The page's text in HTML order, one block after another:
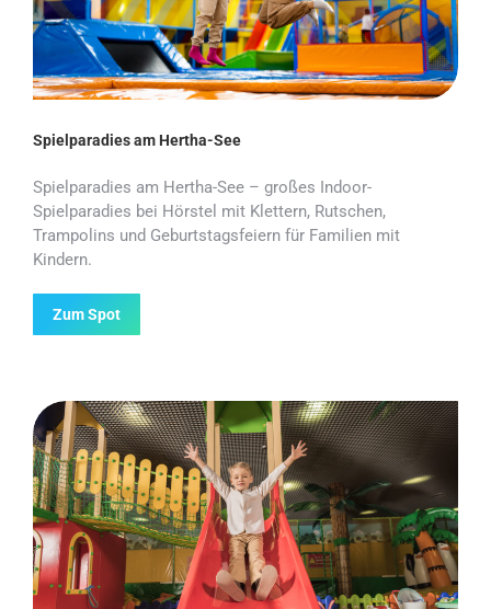
Spielparadies am Hertha-See
Spielparadies am Hertha-See – großes Indoor-
Spielparadies bei Hörstel mit Klettern, Rutschen,
Trampolins und Geburtstagsfeiern für Familien mit
Kindern.
Zum Spot